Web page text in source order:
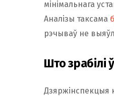
мінімальнага
Аналізы таксама
рэчываў не
Што зрабілі
Дзяржінспекцыя